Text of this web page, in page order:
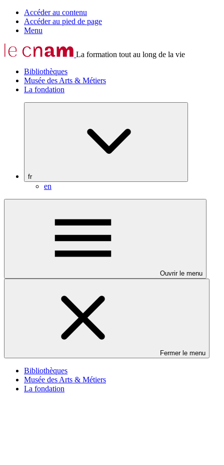
Accéder au contenu
Accéder au pied de page
Menu
La formation tout au long de la vie
Bibliothèques
Musée des Arts & Métiers
La fondation
fr
en
Ouvrir le menu
Fermer le menu
Bibliothèques
Musée des Arts & Métiers
La fondation